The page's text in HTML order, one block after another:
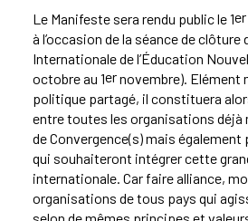
Le Manifeste sera rendu public le 1er
à l’occasion de la séance de clôture
Internationale de l’Éducation
octobre au 1ernovembre). Elément
politique partagé, il constituera
entre toutes les organisations déjà
de Convergence(s) mais
qui souhaiteront intégrer cette
internationale. Car faire alliance,
organisations de tous pays qui